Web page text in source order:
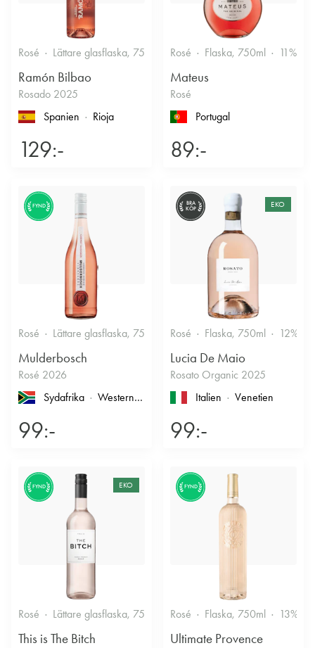
Rosé Lättare glasflaska, 750ml 12.5% Fruktigt & Smakrikt
Ramón Bilbao
Rosado 2025
Spanien
Rioja
129:-
Rosé Flaska, 750ml 11%
Mateus
Rosé
Portugal
89:-
FYND
Rosé Lättare glasflaska, 750ml 12.5% Fruktigt & Smakrikt
Mulderbosch
Rosé 2026
Sydafrika
Western Cape , Coastal Region
99:-
BRA
KÖP
EKO
Rosé Flaska, 750ml 12%
Lucia De Maio
Rosato Organic 2025
Italien
Venetien
99:-
FYND EKO
Rosé Lättare glasflaska, 750ml 11.5% Friskt & Bärigt
This is The Bitch
FYND
Rosé Flaska, 750ml 13%
Ultimate Provence